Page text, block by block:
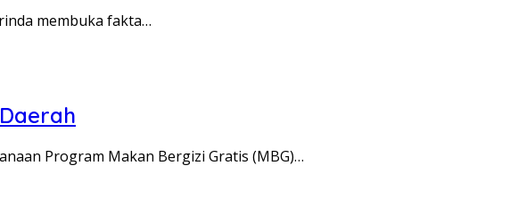
membuka fakta…
Program Makan Bergizi Gratis (MBG)…